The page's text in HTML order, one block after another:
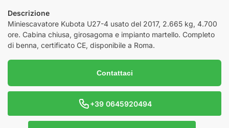
Descrizione
Miniescavatore Kubota U27-4 usato del 2017, 2.665 kg, 4.700
ore. Cabina chiusa, girosagoma e impianto martello. Completo
di benna, certificato CE, disponibile a Roma.
Contattaci
+39 0645920494